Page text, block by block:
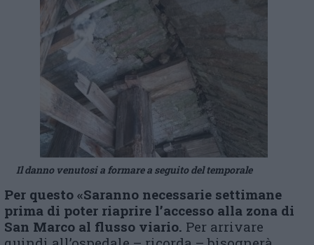
Il danno venutosi a formare a seguito del temporale
Per questo «Saranno necessarie settimane
prima di poter riaprire l’accesso alla zona di
San Marco al flusso viario. Per arrivare